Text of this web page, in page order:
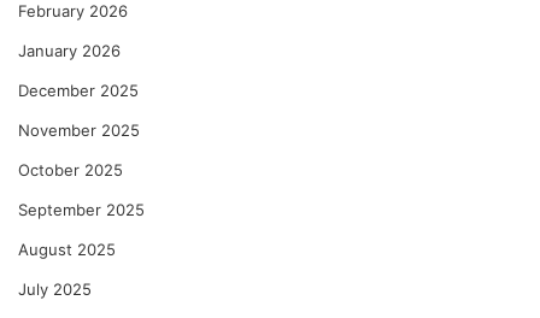
February 2026
January 2026
December 2025
November 2025
October 2025
September 2025
August 2025
July 2025